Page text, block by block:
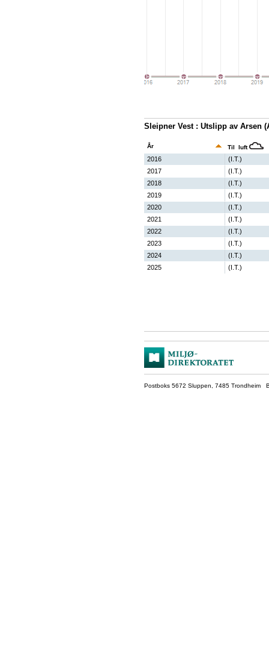
Sleipner Vest : Utslipp av Arsen
År Til luft
2016
(I.T.)
2017
(I.T.)
2018
(I.T.)
2019
(I.T.)
2020
(I.T.)
2021
(I.T.)
2022
(I.T.)
2023
(I.T.)
2024
(I.T.)
2025
(I.T.)
Postboks 5672 Sluppen, 7485 Trondheim